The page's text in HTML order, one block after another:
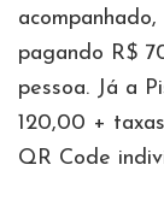
pagando R$
pessoa. Já a
120,00 +
QR Code